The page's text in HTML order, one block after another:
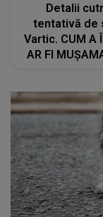
Detalii
tentativă de
Vartic. CUM A
AR FI